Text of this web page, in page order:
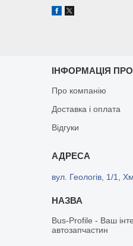
ІНФОРМАЦІЯ
Про компанію
Доставка і оплата
Відгуки
вул. Геологів, 1/1,
Bus-Profile - Ваш
автозапчастин